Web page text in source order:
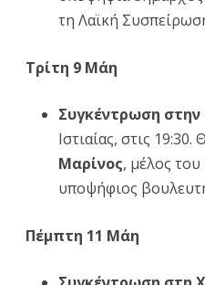
τη Λαϊκή
Τρίτη 9 Μάη
Συγκέντρωση στην
Ιστιαίας, στις 19:30.
Μαρίνος, μέλος
υποψήφιος
Πέμπτη 11 Μάη